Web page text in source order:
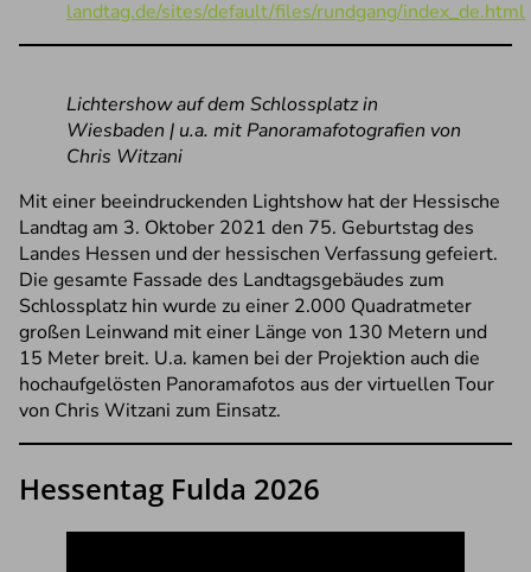
landtag.de/sites/default/files/rundgang/index_de.html
Lichtershow auf dem Schlossplatz in
Wiesbaden | u.a. mit Panoramafotografien von
Chris Witzani
Mit einer beeindruckenden Lightshow hat der Hessische
Landtag am 3. Oktober 2021 den 75. Geburtstag des
Landes Hessen und der hessischen Verfassung gefeiert.
Die gesamte Fassade des Landtagsgebäudes zum
Schlossplatz hin wurde zu einer 2.000 Quadratmeter
großen Leinwand mit einer Länge von 130 Metern und
15 Meter breit. U.a. kamen bei der Projektion auch die
hochaufgelösten Panoramafotos aus der virtuellen Tour
von Chris Witzani zum Einsatz.
Hessentag Fulda 2026